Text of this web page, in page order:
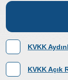
KVKK
KVKK Açık